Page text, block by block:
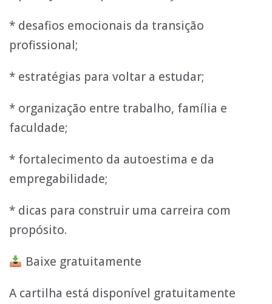
* desafios emocionais da transição
profissional;
* estratégias para voltar a estudar;
* organização entre trabalho, família e
faculdade;
* fortalecimento da autoestima e da
empregabilidade;
* dicas para construir uma carreira com
propósito.
Baixe gratuitamente
A cartilha está disponível gratuitamente